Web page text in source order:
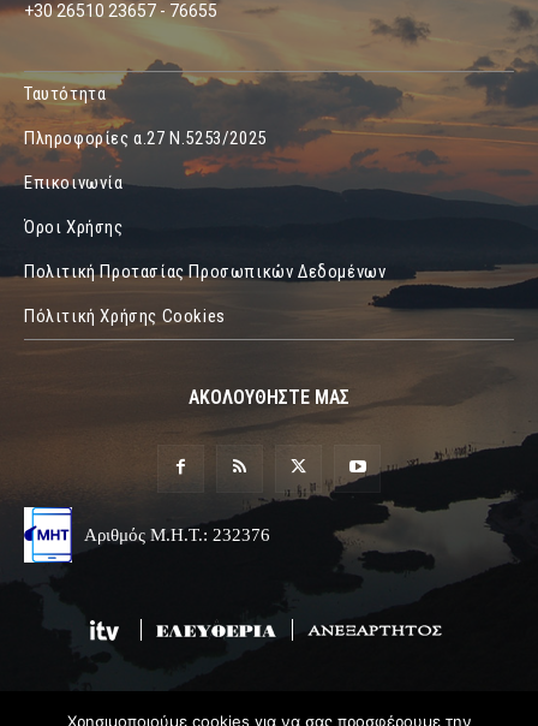
+30 26510 23657 - 76655
Ταυτότητα
Πληροφορίες α.27 Ν.5253/2025
Επικοινωνία
Όροι Χρήσης
Πολιτική Προτασίας Προσωπικών Δεδομένων
Πόλιτική Χρήσης Cookies
ΑΚΟΛΟΥΘΗΣΤΕ ΜΑΣ
Αριθμός Μ.Η.Τ.: 232376
Χρησιμοποιούμε cookies για να σας προσφέρουμε την